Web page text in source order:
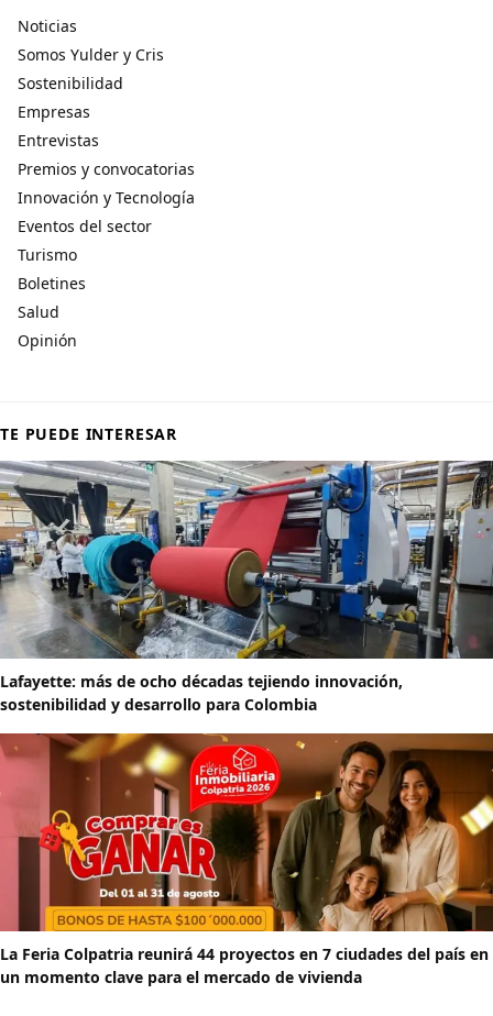
Noticias
Somos Yulder y Cris
Sostenibilidad
Empresas
Entrevistas
Premios y convocatorias
Innovación y Tecnología
Eventos del sector
Turismo
Boletines
Salud
Opinión
TE PUEDE INTERESAR
Lafayette: más de ocho décadas tejiendo innovación,
sostenibilidad y desarrollo para Colombia
La Feria Colpatria reunirá 44 proyectos en 7 ciudades del país en
un momento clave para el mercado de vivienda